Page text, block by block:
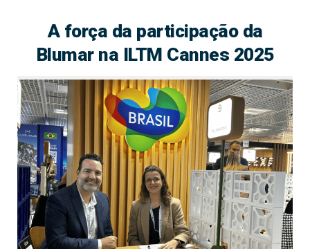
A força da participação da
Blumar na ILTM Cannes 2025